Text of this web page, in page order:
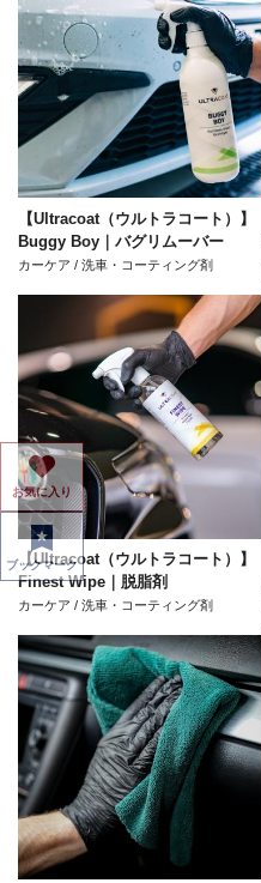
【Ultracoat（ウルトラコート）】
Buggy Boy｜バグリムーバー
カーケア / 洗車・コーティング剤
【Ultracoat（ウルトラコート）】
Finest Wipe｜脱脂剤
カーケア / 洗車・コーティング剤
お気に入り
ブックマーク